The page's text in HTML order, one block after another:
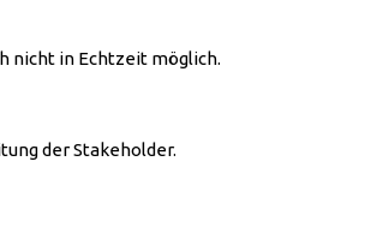
nicht in Echtzeit möglich.
der Stakeholder.